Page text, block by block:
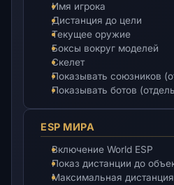
Имя игрока
Дистанция до цели
Текущее оружие
Боксы вокруг моделей
Скелет
Показывать союзников
Показывать ботов
ESP МИРА
Включение World ESP
Показ дистанции до
Максимальная